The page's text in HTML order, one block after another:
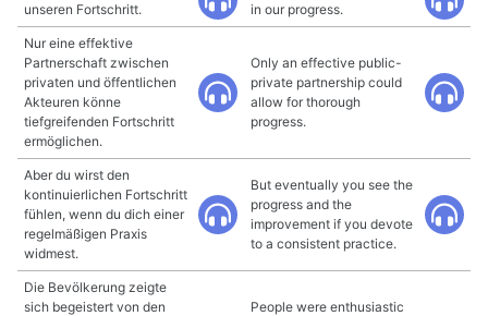
unseren Fortschritt.
in our progress.
Nur eine effektive
Partnerschaft zwischen
privaten und öffentlichen
Akteuren könne
tiefgreifenden Fortschritt
ermöglichen.
Only an effective public-
private partnership could
allow for thorough
progress.
Aber du wirst den
kontinuierlichen Fortschritt
fühlen, wenn du dich einer
regelmäßigen Praxis
widmest.
But eventually you see the
progress and the
improvement if you devote
to a consistent practice.
Die Bevölkerung zeigte
sich begeistert von den
People were enthusiastic